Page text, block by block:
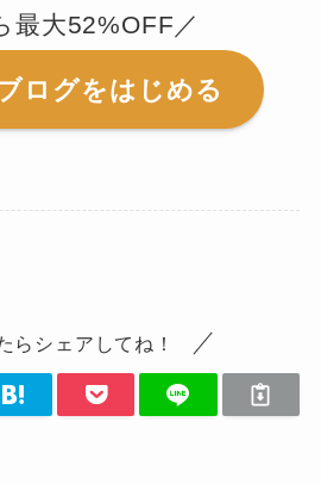
最大52%OFF／
ログをはじめる
らシェアしてね！